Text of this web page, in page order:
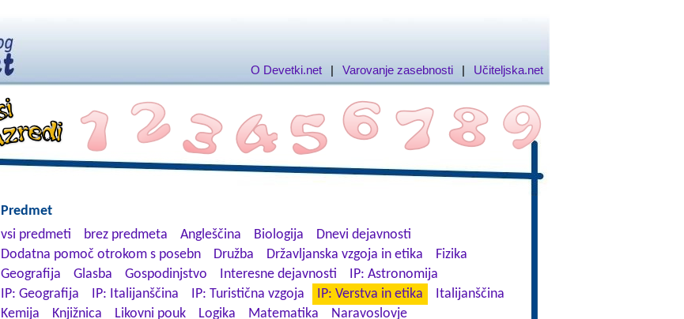
O Devetki.net | Varovanje zasebnosti | Učiteljska.net
Predmet
vsi predmeti
brez predmeta Angleščina Biologija
Dnevi dejavnosti
Dodatna pomoč otrokom s posebn
Družba Državljanska vzgoja in etika
Fizika
Geografija
Glasba Gospodinjstvo Interesne dejavnosti
IP: Astronomija
IP: Geografija
IP: Italijanščina IP: Turistična vzgoja IP: Verstva in etika
Italijanščina
Kemija
Knjižnica Likovni pouk Logika Matematika
Naravoslovje